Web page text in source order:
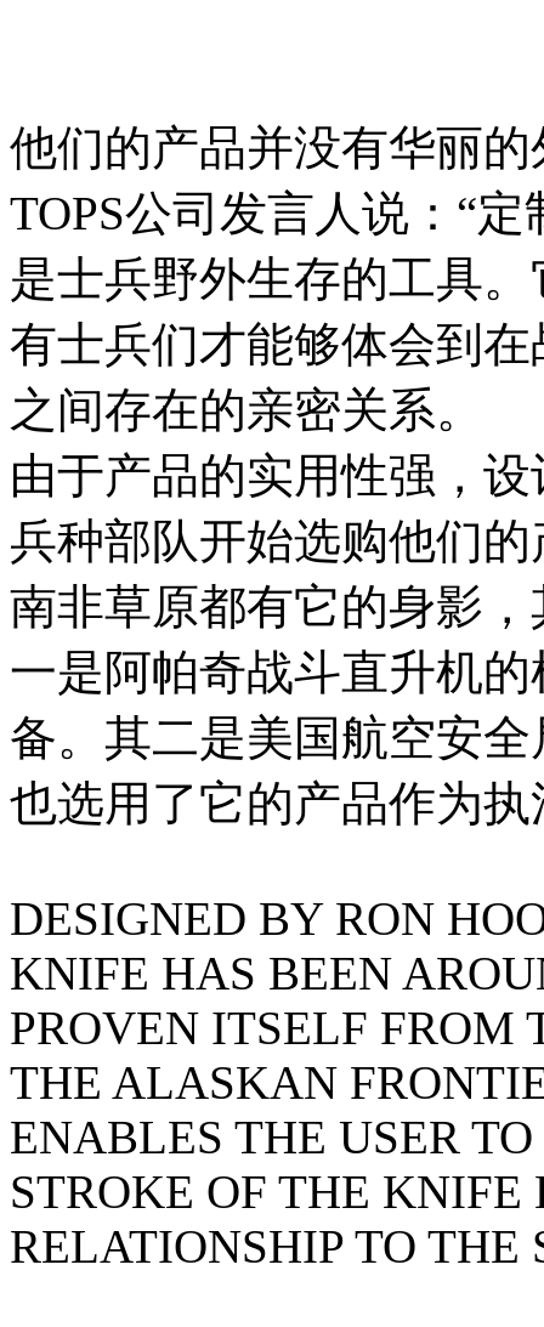
他们的产品并没有华丽
TOPS公司发言人说：“
是士兵野外生存的工具
有士兵们才能够体会到
之间存在的亲密关系。
由于产品的实用性强，
兵种部队开始选购他们
南非草原都有它的身影
一是阿帕奇战斗直升机
备。其二是美国航空安
也选用了它的产品作为
DESIGNED BY RON
KNIFE HAS BEEN
PROVEN ITSELF FROM
THE ALASKAN
ENABLES THE USER
STROKE OF THE
RELATIONSHIP TO